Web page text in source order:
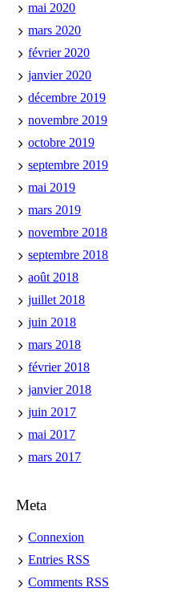
mai 2020
mars 2020
février 2020
janvier 2020
décembre 2019
novembre 2019
octobre 2019
septembre 2019
mai 2019
mars 2019
novembre 2018
septembre 2018
août 2018
juillet 2018
juin 2018
mars 2018
février 2018
janvier 2018
juin 2017
mai 2017
mars 2017
Meta
Connexion
EntriesRSS
CommentsRSS